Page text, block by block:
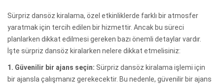
Sürpriz dansöz kiralama, özel etkinliklerde farklı bir atmosfer
yaratmak için tercih edilen bir hizmettir. Ancak bu süreci
planlarken dikkat edilmesi gereken bazı önemli detaylar vardır.
İşte sürpriz dansöz kiralarken nelere dikkat etmelisiniz:
1. Güvenilir bir ajans seçin: Sürpriz dansöz kiralama işlemi için
bir ajansla çalışmanız gerekecektir. Bu nedenle, güvenilir bir ajans